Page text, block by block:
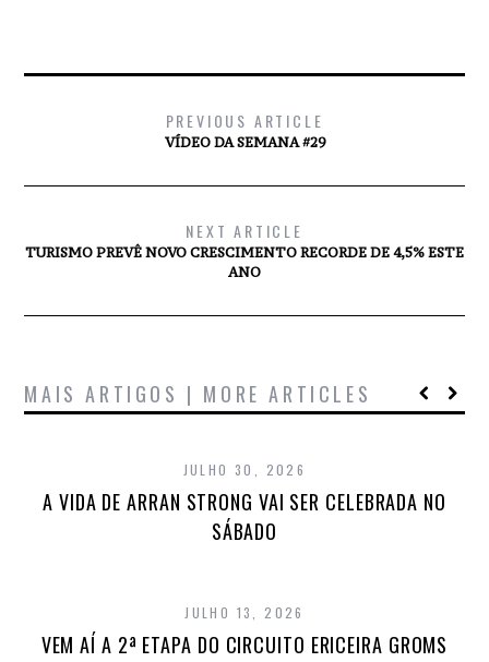
PREVIOUS ARTICLE
VÍDEO DA SEMANA #29
NEXT ARTICLE
TURISMO PREVÊ NOVO CRESCIMENTO RECORDE DE 4,5% ESTE
ANO
MAIS ARTIGOS | MORE ARTICLES
JULHO 30, 2026
A VIDA DE ARRAN STRONG VAI SER CELEBRADA NO
SÁBADO
JULHO 13, 2026
VEM AÍ A 2ª ETAPA DO CIRCUITO ERICEIRA GROMS